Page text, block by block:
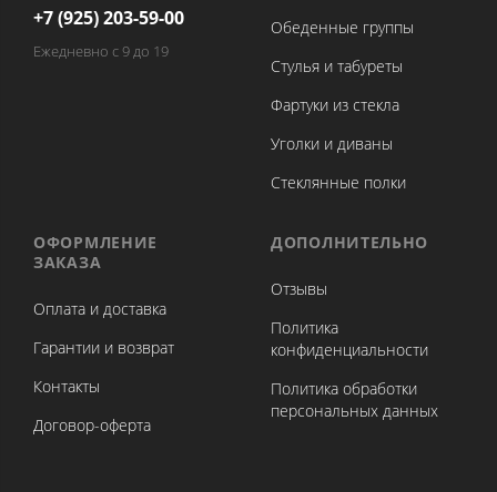
+7 (925) 203-59-00
Ежедневно с 9 до 19
Обеденные группы
Стулья и табуреты
Фартуки из стекла
Уголки и диваны
Стеклянные полки
ОФОРМЛЕНИЕ
ЗАКАЗА
Оплата и доставка
Гарантии и возврат
Контакты
Договор-оферта
ДОПОЛНИТЕЛЬНО
Отзывы
Политика
конфиденциальности
Политика обработки
персональных данных